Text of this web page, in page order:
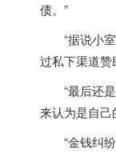
债。”
“据说小室
过私下渠道赞
“最后还是
来认为是自己
“金钱纠纷